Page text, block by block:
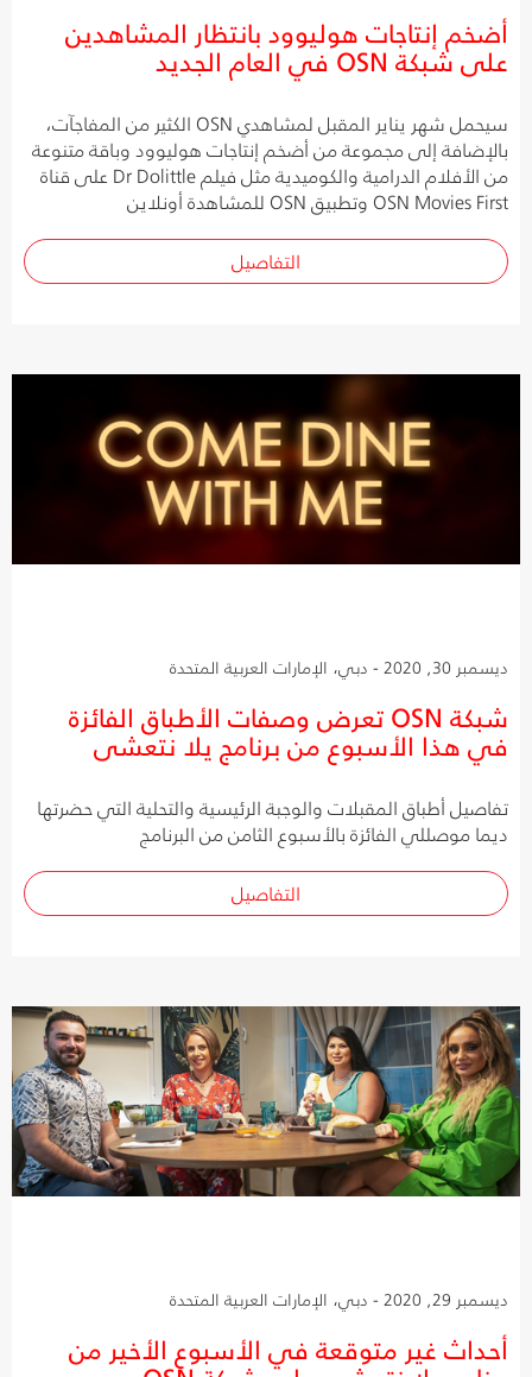
أضخم إنتاجات هوليوود بانتظار المشاهدين
على شبكة OSN في العام الجديد
سيحمل شهر يناير المقبل لمشاهدي OSN الكثير من المفاجآت،
بالإضافة إلى مجموعة من أضخم إنتاجات هوليوود وباقة متنوعة
من الأفلام الدرامية والكوميدية مثل فيلم Dr Dolittle على قناة
OSN Movies First وتطبيق OSN للمشاهدة أونلاين
التفاصيل
ديسمبر 30, 2020 - دبي، الإمارات العربية المتحدة
شبكة OSN تعرض وصفات الأطباق الفائزة
في هذا الأسبوع من برنامج يلا نتعشى
تفاصيل أطباق المقبلات والوجبة الرئيسية والتحلية التي حضرتها
ديما موصللي الفائزة بالأسبوع الثامن من البرنامج
التفاصيل
ديسمبر 29, 2020 - دبي، الإمارات العربية المتحدة
أحداث غير متوقعة في الأسبوع الأخير من